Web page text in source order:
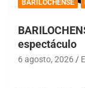
BARILOCHENSE
espectáculo
6 agosto, 2026